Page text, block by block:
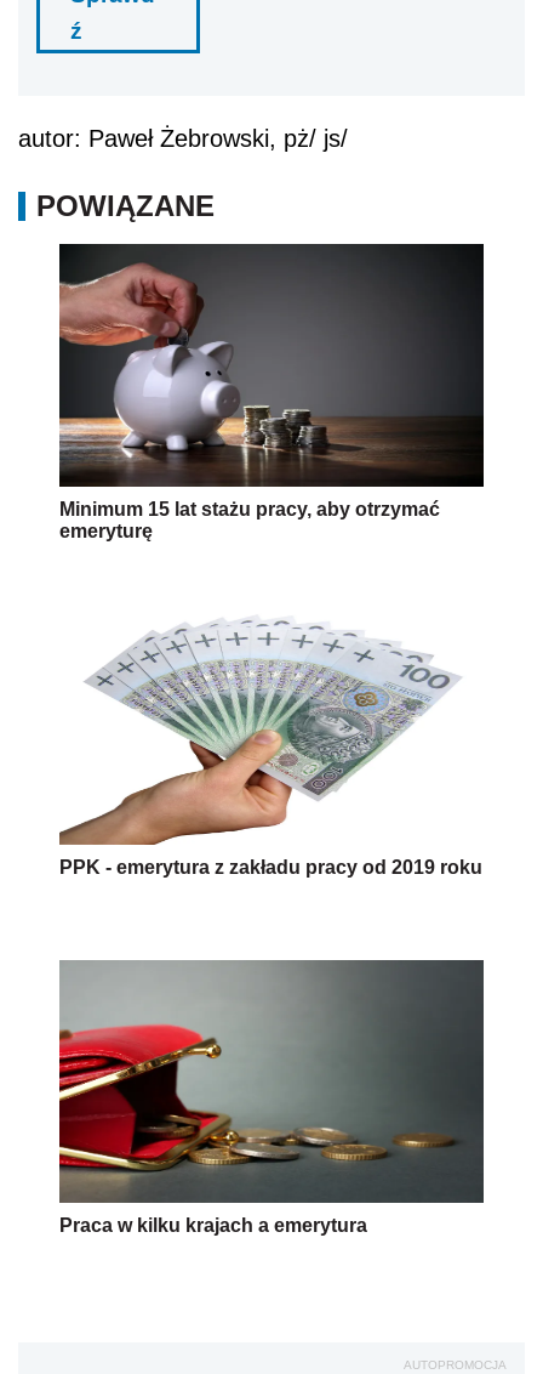
ź
autor: Paweł Żebrowski, pż/ js/
POWIĄZANE
Minimum 15 lat stażu pracy, aby otrzymać
emeryturę
PPK - emerytura z zakładu pracy od 2019 roku
Praca w kilku krajach a emerytura
AUTOPROMOCJA